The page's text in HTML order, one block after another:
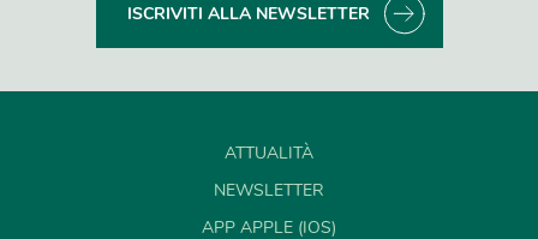
ISCRIVITI ALLA NEWSLETTER
ATTUALITÀ
NEWSLETTER
APP APPLE (IOS)